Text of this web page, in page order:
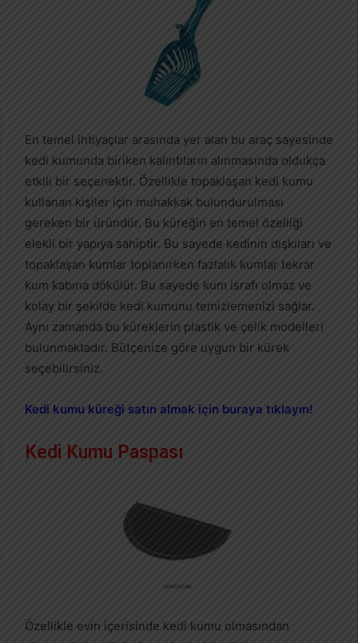
En temel ihtiyaçlar arasında yer alan bu araç sayesinde
kedi kumunda biriken kalıntıların alınmasında oldukça
etkili bir seçenektir. Özellikle topaklaşan kedi kumu
kullanan kişiler için muhakkak bulundurulması
gereken bir üründür. Bu küreğin en temel özelliği
elekli bir yapıya sahiptir. Bu sayede kedinin dışkıları ve
topaklaşan kumlar toplanırken fazlalık kumlar tekrar
kum kabına dökülür. Bu sayede kum israfı olmaz ve
kolay bir şekilde kedi kumunu temizlemenizi sağlar.
Aynı zamanda bu küreklerin plastik ve çelik modelleri
bulunmaktadır. Bütçenize göre uygun bir kürek
seçebilirsiniz.
Kedi kumu küreği satın almak için buraya tıklayın!
Kedi Kumu Paspası
Özellikle evin içerisinde kedi kumu olmasından